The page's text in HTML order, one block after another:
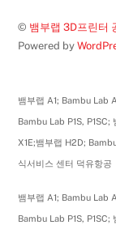
© 뱀부랩 3D프린터
Powered by
뱀부랩 A1; Bambu Lab
Bambu Lab P1S, P1SC;
X1E;뱀부랩 H2D;
식서비스 센터 덕유항공
뱀부랩 A1; Bambu Lab
Bambu Lab P1S,